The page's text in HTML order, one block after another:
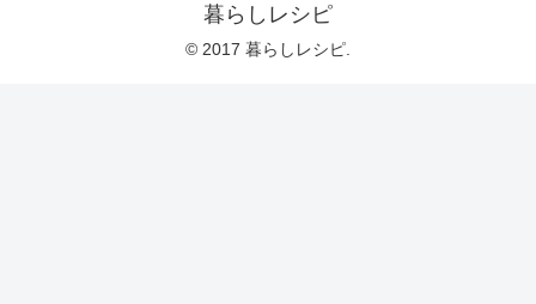
暮らしレシピ
© 2017 暮らしレシピ.